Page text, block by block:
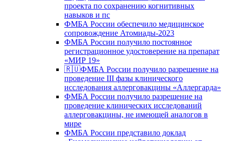
проекта по сохранению когнитивных
навыков и пс
ФМБА России обеспечило медицинское
сопровождение Атомиады-2023
ФМБА России получило постоянное
регистрационное удостоверение на препарат
«МИР 19»
🇷🇺ФМБА России получило разрешение на
проведение III фазы клинического
исследования аллерговакцины «Аллергарда»
ФМБА России получило разрешение на
проведение клинических исследований
аллерговакцины, не имеющей аналогов в
мире
ФМБА России представило доклад